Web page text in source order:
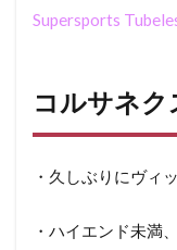
ン
5.1
5.2
り
Supersports
コルサネ
・久しぶりにヴィ
・ハイエンド未満